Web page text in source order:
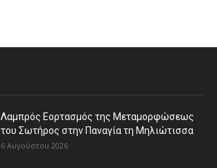
Λαμπρός Εορτασμός της Μεταμορφώσεως
του Σωτήρος στην Παναγία τη Μηλιώτισσα
6 Αυγούστου 2026